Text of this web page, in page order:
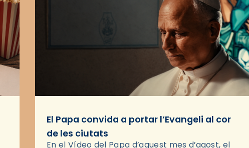
El Papa convida a portar l’Evangeli al cor
de les ciutats
En el Vídeo del Papa d’aquest mes d’agost, el